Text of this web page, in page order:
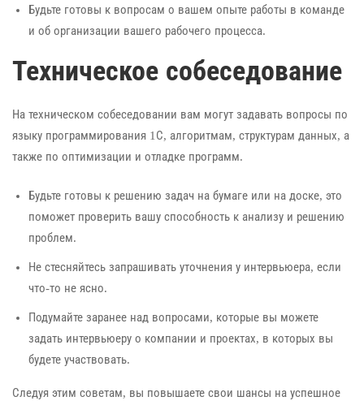
Будьте готовы к вопросам о вашем опыте работы в команде
и об организации вашего рабочего процесса.
Техническое собеседование
На техническом собеседовании вам могут задавать вопросы по
языку программирования 1С, алгоритмам, структурам данных, а
также по оптимизации и отладке программ.
Будьте готовы к решению задач на бумаге или на доске, это
поможет проверить вашу способность к анализу и решению
проблем.
Не стесняйтесь запрашивать уточнения у интервьюера, если
что-то не ясно.
Подумайте заранее над вопросами, которые вы можете
задать интервьюеру о компании и проектах, в которых вы
будете участвовать.
Следуя этим советам, вы повышаете свои шансы на успешное